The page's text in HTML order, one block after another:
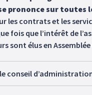
prononce sur toutes
les contrats et les
fois que l’intérêt de
sont élus en Assemblée
conseil